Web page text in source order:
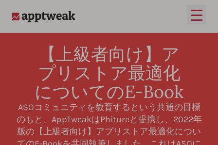
メイ
【上級者向け】ア
プリストア最適化
についてのE-Book
ASOコミュニティを教育するという共通の目標
のもと、AppTweakはPhitureと提携し、2022年
版の【上級者向け】アプリストア最適化につい